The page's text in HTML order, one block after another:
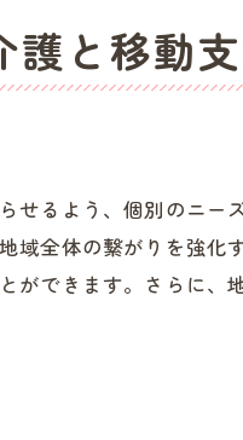
供
ルパーとガイドヘルパ
リア
護と移動
るよう、個別のニー
全体の繋がりを強化
できます。さらに、